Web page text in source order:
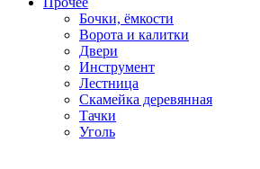
Бочки, ёмкости
Ворота и калитки
Двери
Инструмент
Лестница
Скамейка деревянная
Тачки
Уголь